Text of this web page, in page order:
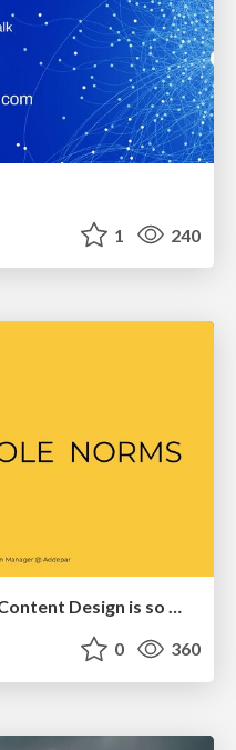
1 240
Breaking role norms: Why Content Design is so much more than writing copy - Taylor Woolridge
0 360